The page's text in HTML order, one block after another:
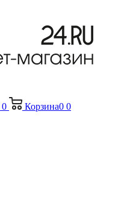
0 Корзина0 0